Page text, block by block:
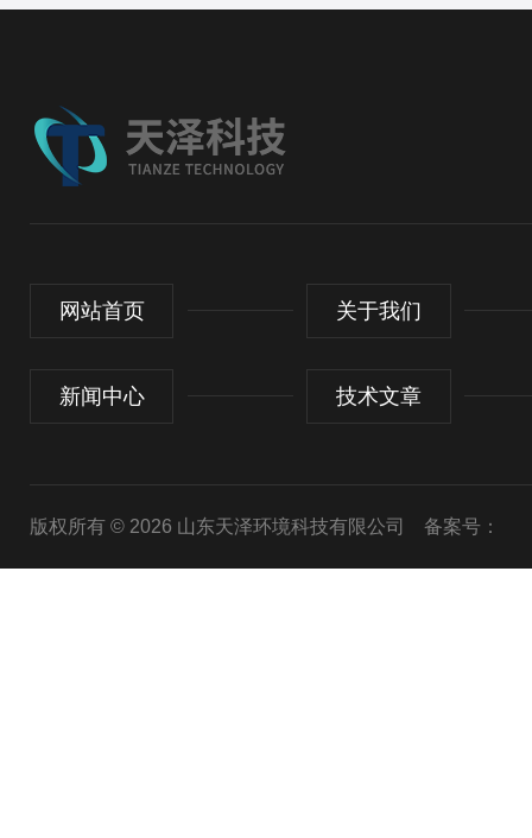
网站首页 关于我们
新闻中心 技术文章
版权所有 © 2026 山东天泽环境科技有限公司 备案号：